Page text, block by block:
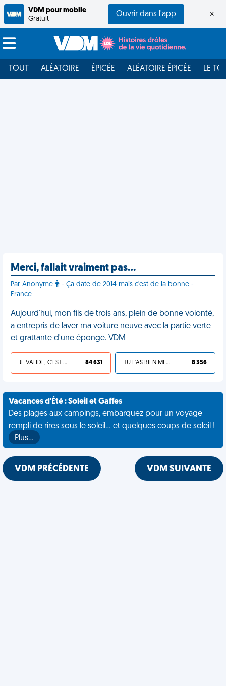
VDM pour mobile
Gratuit
Ouvrir dans l'app ×
TOUT ALÉATOIRE ÉPICÉE ALÉATOIRE ÉPICÉE LE
Merci, fallait vraiment pas…
Par Anonyme
- Ça date de 2014 mais c'est de la bonne -
France
Aujourd'hui, mon fils de trois ans, plein de bonne volonté,
a entrepris de laver ma voiture neuve avec la partie verte
et grattante d'une éponge. VDM
JE VALIDE, C'EST UNE VDM 84 631 TU L'AS BIEN MÉRITÉ 8 356
Vacances d'Été : Soleil et Gaffes
Des plages aux campings, embarquez pour un voyage
rempli de rires sous le soleil... et quelques coups de soleil !
Plus…
VDM PRÉCÉDENTE VDM SUIVANTE